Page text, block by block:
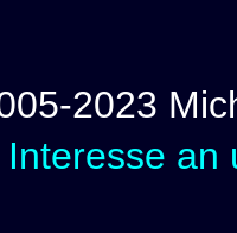
2023